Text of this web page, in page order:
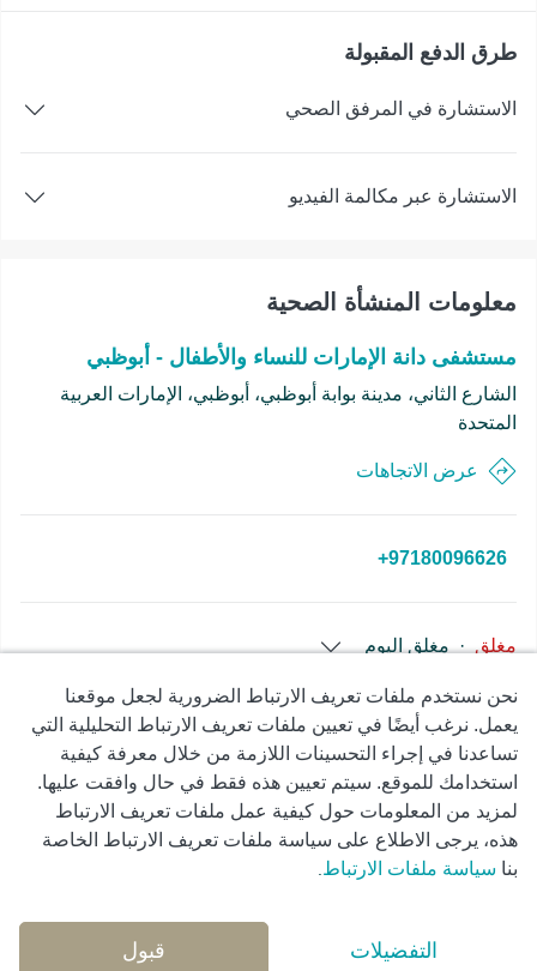
طرق الدفع المقبولة
الاستشارة في المرفق الصحي
الاستشارة عبر مكالمة الفيديو
معلومات المنشأة الصحية
مستشفى دانة الإمارات للنساء والأطفال - أبوظبي
الشارع الثاني، مدينة بوابة أبوظبي، أبوظبي، الإمارات العربية
المتحدة
عرض الاتجاهات
+97180096626
مغلق · مغلق اليوم
© Copyright 2026 Okadoc Technologies FZ-LLC
سياسة
الخصوصية
شروط
الاستخدام
سياسة ملفات
تعريف الارتباط
نحن نستخدم ملفات تعريف الارتباط الضرورية لجعل موقعنا
يعمل. نرغب أيضًا في تعيين ملفات تعريف الارتباط التحليلية التي
تساعدنا في إجراء التحسينات اللازمة من خلال معرفة كيفية
استخدامك للموقع. سيتم تعيين هذه فقط في حال وافقت عليها.
لمزيد من المعلومات حول كيفية عمل ملفات تعريف الارتباط
هذه، يرجى الاطلاع على سياسة ملفات تعريف الارتباط الخاصة
بنا سياسة ملفات الارتباط
التفضيلات قبول